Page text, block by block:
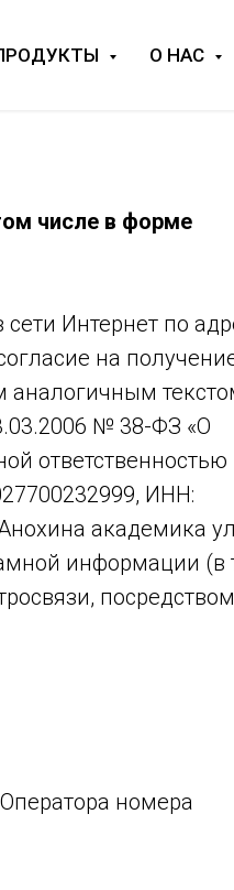
О НАС
числе в форме
Интернет по
на
№ 38-ФЗ «О
ответственностью
ИНН:
академика
информации (в
номера